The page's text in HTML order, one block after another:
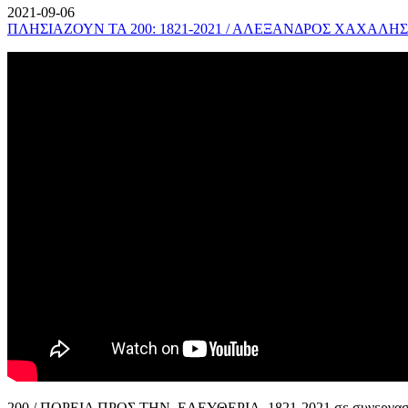
2021-09-06
ΠΛΗΣΙΑΖΟΥΝ ΤΑ 200: 1821-2021 / ΑΛΕΞΑΝΔΡΟΣ ΧΑΧΑΛΗΣ